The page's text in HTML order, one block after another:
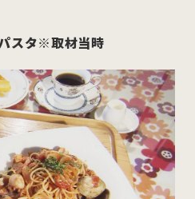
市 三沢市
すべてのエリアをみる
スタ※取材当時